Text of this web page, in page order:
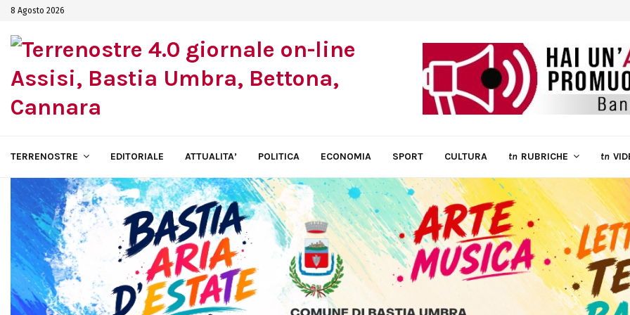
8 Agosto 2026
TERRENOSTRE EDITORIALE ATTUALITA’ POLITICA ECONOMIA SPORT CULTURA tn RUBRICHE tn